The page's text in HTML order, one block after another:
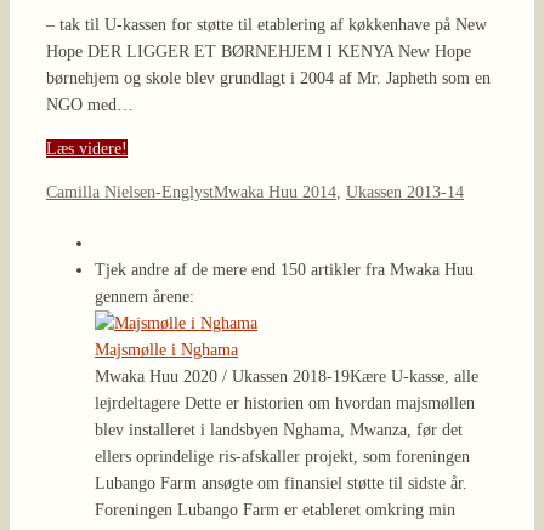
– tak til U-kassen for støtte til etablering af køkkenhave på New
Hope DER LIGGER ET BØRNEHJEM I KENYA New Hope
børnehjem og skole blev grundlagt i 2004 af Mr. Japheth som en
NGO med…
Læs videre!
Camilla Nielsen-EnglystMwaka Huu 2014, Ukassen 2013-14
Tjek andre af de mere end 150 artikler fra Mwaka Huu
gennem årene:
Majsmølle i Nghama
Mwaka Huu 2020 / Ukassen 2018-19Kære U-kasse, alle
lejrdeltagere Dette er historien om hvordan majsmøllen
blev installeret i landsbyen Nghama, Mwanza, før det
ellers oprindelige ris-afskaller projekt, som foreningen
Lubango Farm ansøgte om finansiel støtte til sidste år.
Foreningen Lubango Farm er etableret omkring min